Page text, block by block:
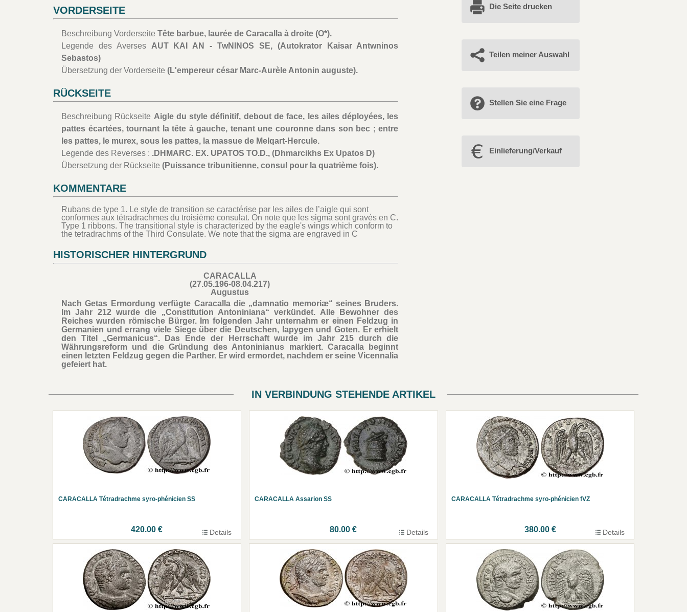
VORDERSEITE
Beschreibung Vorderseite Tête barbue, laurée de Caracalla à droite (O*).
Legende des Averses AUT KAI AN - TwNINOS SE, (Autokrator Kaisar Antwninos
Sebastos)
Übersetzung der Vorderseite (L'empereur césar Marc-Aurèle Antonin auguste).
RÜCKSEITE
Beschreibung Rückseite Aigle du style définitif, debout de face, les ailes déployées, les
pattes écartées, tournant la tête à gauche, tenant une couronne dans son bec ; entre
les pattes, le murex, sous les pattes, la massue de Melqart-Hercule.
Legende des Reverses : .DHMARC. EX. UPATOS TO.D., (Dhmarcikhs Ex Upatos D)
Übersetzung der Rückseite (Puissance tribunitienne, consul pour la quatrième fois).
KOMMENTARE
Rubans de type 1. Le style de transition se caractérise par les ailes de l’aigle qui sont
conformes aux tétradrachmes du troisième consulat. On note que les sigma sont gravés en C.
Type 1 ribbons. The transitional style is characterized by the eagle's wings which conform to
the tetradrachms of the Third Consulate. We note that the sigma are engraved in C
HISTORISCHER HINTERGRUND
CARACALLA
(27.05.196-08.04.217)
Augustus
Nach Getas Ermordung verfügte Caracalla die „damnatio memoriæ“ seines Bruders.
Im Jahr 212 wurde die „Constitution Antoniniana“ verkündet. Alle Bewohner des
Reiches wurden römische Bürger. Im folgenden Jahr unternahm er einen Feldzug in
Germanien und errang viele Siege über die Deutschen, Iapygen und Goten. Er erhielt
den Titel „Germanicus“. Das Ende der Herrschaft wurde im Jahr 215 durch die
Währungsreform und die Gründung des Antoninianus markiert. Caracalla beginnt
einen letzten Feldzug gegen die Parther. Er wird ermordet, nachdem er seine Vicennalia
gefeiert hat.
Die Seite drucken
Teilen meiner Auswahl
Stellen Sie eine Frage
Einlieferung/Verkauf
IN VERBINDUNG STEHENDE ARTIKEL
CARACALLA Tétradrachme syro-phénicien SS
420.00 € Details
CARACALLA Assarion SS
80.00 € Details
CARACALLA Tétradrachme syro-phénicien fVZ
380.00 € Details